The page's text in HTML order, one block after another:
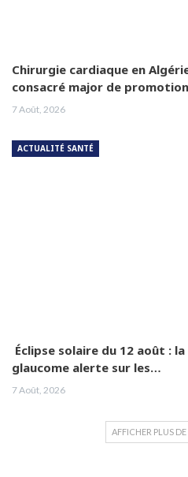
Chirurgie cardiaque en
consacré major de promotion
7 Août, 2026
ACTUALITÉ SANTÉ
Éclipse solaire du 12 août :
glaucome alerte sur les…
7 Août, 2026
AFFICHER PLUS